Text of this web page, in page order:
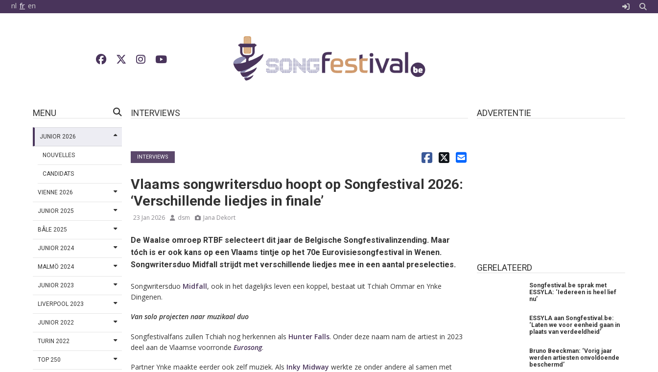
nl fr en
MENU
JUNIOR 2026
NOUVELLES
CANDIDATS
VIENNE 2026
JUNIOR 2025
BÂLE 2025
JUNIOR 2024
MALMÖ 2024
JUNIOR 2023
LIVERPOOL 2023
JUNIOR 2022
TURIN 2022
TOP 250
INTERVIEWS
INTERVIEWS
Vlaams songwritersduo hoopt op Songfestival 2026:
‘Verschillende liedjes in finale’
23 Jan 2026 dsm Jana Dekort
De Waalse omroep RTBF selecteert dit jaar de Belgische Songfestivalinzending. Maar
tóch is er ook kans op een Vlaams tintje op het 70e Eurovisiesongfestival in Wenen.
Songwritersduo Midfall strijdt met verschillende liedjes mee in een aantal preselecties.
Songwritersduo Midfall, ook in het dagelijks leven een koppel, bestaat uit Tchiah Ommar en Ynke
Dingenen.
Van solo projecten naar muzikaal duo
Songfestivalfans zullen Tchiah nog herkennen als Hunter Falls. Onder deze naam nam de artiest in 2023
deel aan de Vlaamse voorronde Eurosong.
Partner Ynke maakte eerder ook zelf muziek. Als Inky Midway werkte ze onder andere al samen met
ADVERTENTIE
GERELATEERD
Songfestival.be sprak met
ESSYLA: ‘Iedereen is heel lief
nu’
ESSYLA aan Songfestival.be:
‘Laten we voor eenheid gaan in
plaats van verdeeldheid’
Bruno Beeckman: ‘Vorig jaar
werden artiesten onvoldoende
beschermd’